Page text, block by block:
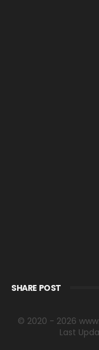
SHARE POST
© 2020 - 2026
Last